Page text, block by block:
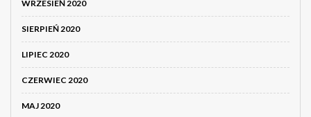
WRZESIEŃ 2020
SIERPIEŃ 2020
LIPIEC 2020
CZERWIEC 2020
MAJ 2020